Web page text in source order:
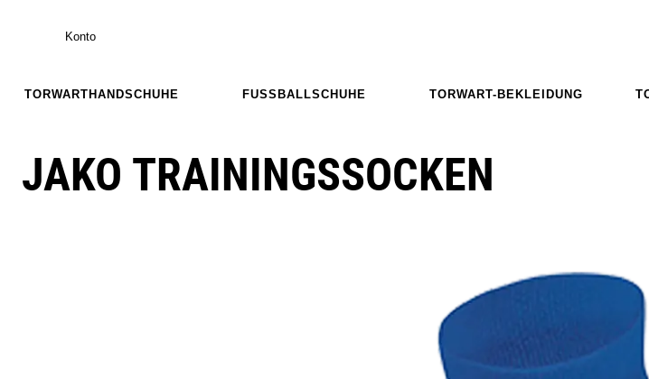
Konto
TORWARTHANDSCHUHE FUSSBALLSCHUHE TORWART-BEKLEIDUNG
JAKO TRAININGSSOCKEN